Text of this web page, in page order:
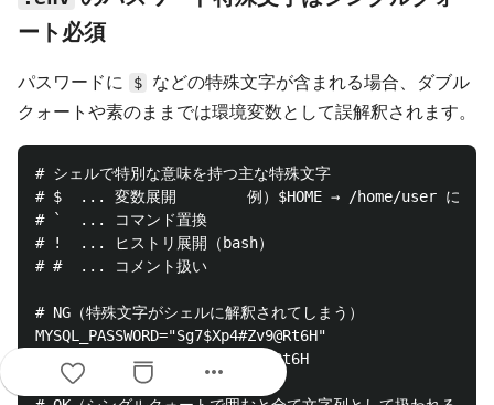
ート必須
パスワードに $
などの特殊文字が含まれる場合、ダブル
クォートや素のままでは環境変数として誤解釈されます。
# シェルで特別な意味を持つ主な特殊文字
# $  ... 変数展開        例）$HOME → /home/user に展開
# `  ... コマンド置換
# !  ... ヒストリ展開（bash）
# #  ... コメント扱い
# NG（特殊文字がシェルに解釈されてしまう）
MYSQL_PASSWORD="Sg7$Xp4#Zv9@Rt6H"
MYSQL_PASSWORD=Sg7$Xp4#Zv9@Rt6H
more_horiz